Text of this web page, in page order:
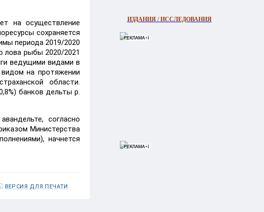
на осуществление
сохраняется
периода 2019/2020
лова рыбы 2020/2021
ведущими видами в
на протяжении
области.
банков дельты р.
согласно
Министерства
начнется
ВЕРСИЯ ДЛЯ ПЕЧАТИ
ИЗДАНИЯ / ИССЛЕДОВАНИЯ